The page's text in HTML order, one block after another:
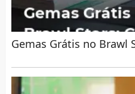
Gemas Grátis no Brawl